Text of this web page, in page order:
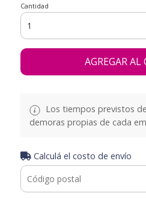
Cantidad
AGREGAR AL
Los tiempos previstos
demoras propias de cada
Calculá el costo de envío